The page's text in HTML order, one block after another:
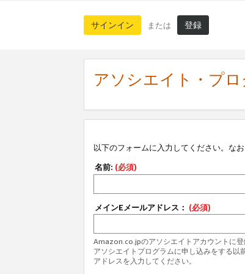
サインイン または 登録
アソシエイト・プ
以下のフォームに入力してください。な
名前: (必須)
メインEメールアドレス： (必須)
Amazon.co.jpのアソシエイトアカウントに登
アソシエイトプログラムに申し込みをする以
アドレスを入力してください。